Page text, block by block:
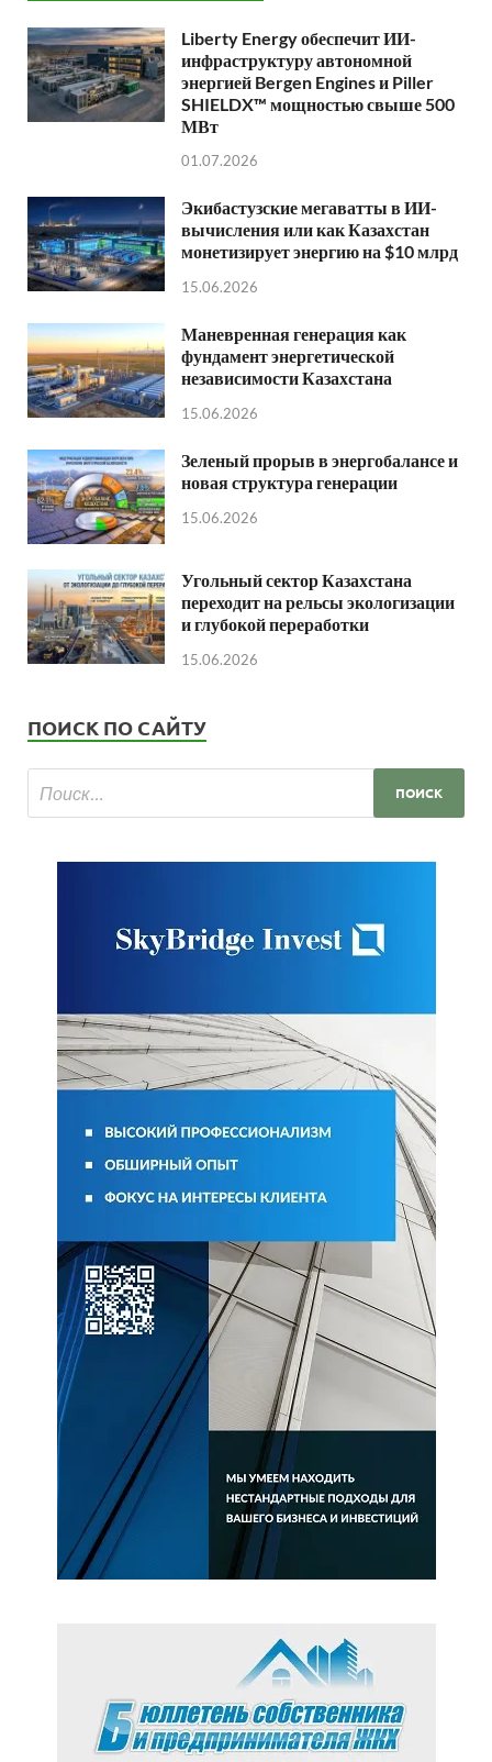
Liberty Energy обеспечит ИИ-
инфраструктуру автономной
энергией Bergen Engines и Piller
SHIELDX™ мощностью свыше 500
МВт
01.07.2026
Экибастузские мегаватты в ИИ-
вычисления или как Казахстан
монетизирует энергию на $10 млрд
15.06.2026
Маневренная генерация как
фундамент энергетической
независимости Казахстана
15.06.2026
Зеленый прорыв в энергобалансе и
новая структура генерации
15.06.2026
Угольный сектор Казахстана
переходит на рельсы экологизации
и глубокой переработки
15.06.2026
ПОИСК ПО САЙТУ